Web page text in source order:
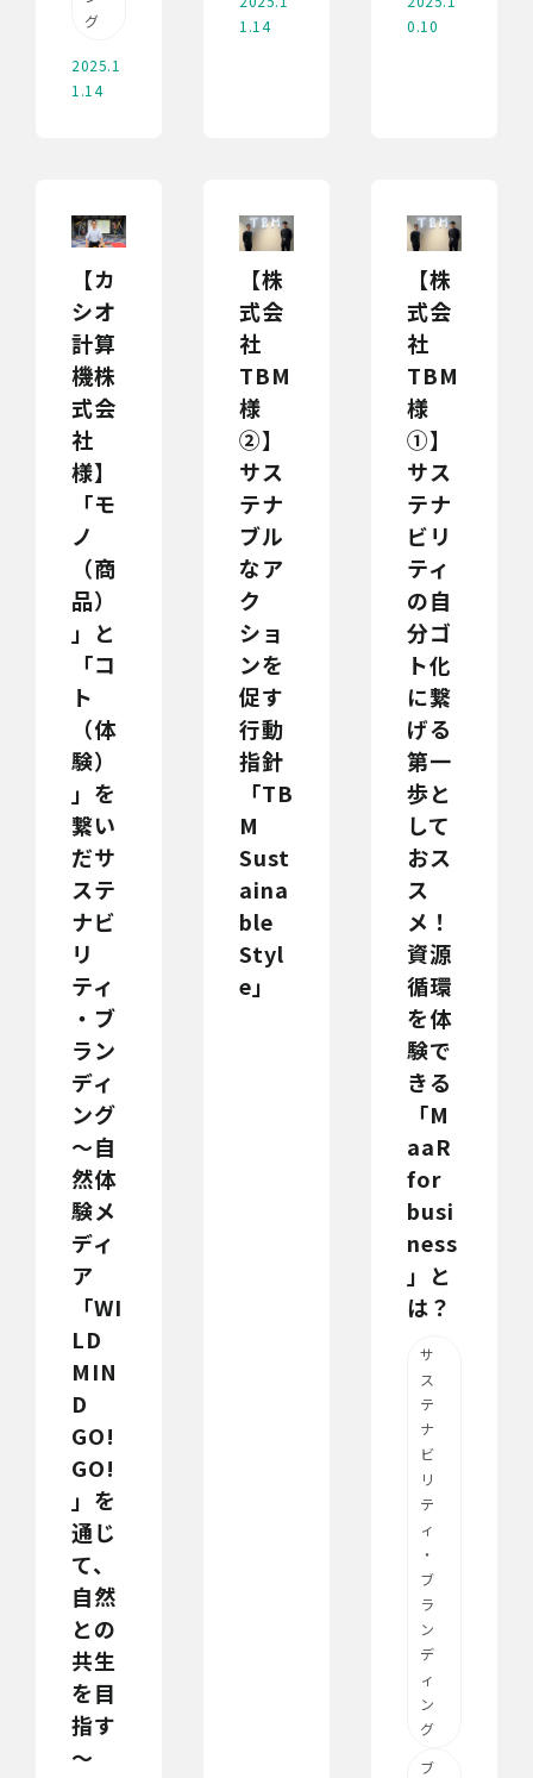
グ
2025.1
1.14
1.14
0.10
【カ
シオ
計算
機株
式会
社
様】
「モ
ノ
（商
品）
」と
「コ
ト
（体
験）
」を
繋い
だサ
ステ
ナビ
リ
ティ
・ブ
ラン
ディ
ング
～自
然体
験メ
ディ
ア
「WI
LD
MIN
D
GO!
GO!
」を
通じ
て、
自然
との
共生
を目
指す
～
【株
式会
社
TBM
様
②】
サス
テナ
ブル
なア
ク
ショ
ンを
促す
行動
指針
「TB
M
Sust
aina
ble
Styl
e」
【株
式会
社
TBM
様
①】
サス
テナ
ビリ
ティ
の自
分ゴ
ト化
に繋
げる
第一
歩と
して
おス
ス
メ！
資源
循環
を体
験で
きる
「M
aaR
for
busi
ness
」と
は？
サ
ス
テ
ナ
ビ
リ
テ
ィ
・
ブ
ラ
ン
デ
ィ
ン
グ
ブ